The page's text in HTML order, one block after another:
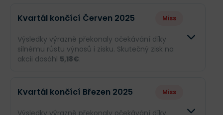
Příjmy --
Kvartál končící Červen 2025 Miss
Výsledky výrazně překonaly očekávání díky
silnému růstu výnosů i zisku. Skutečný zisk na
akcii dosáhl 5,18€.
Kvartál končící Březen 2025 Miss
Výsledky výrazně překonaly očekávání díky